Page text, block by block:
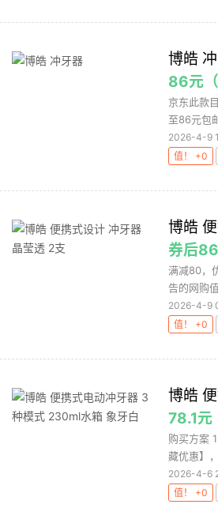
博皓
86元
京东此款
至86元包
2026-4-9
值！ +0
博皓
券后
满减80，
告的网购
2026-4-9
值！ +0
博皓
78.1元
购买方案
藏优惠】
2026-4-6
值！ +0